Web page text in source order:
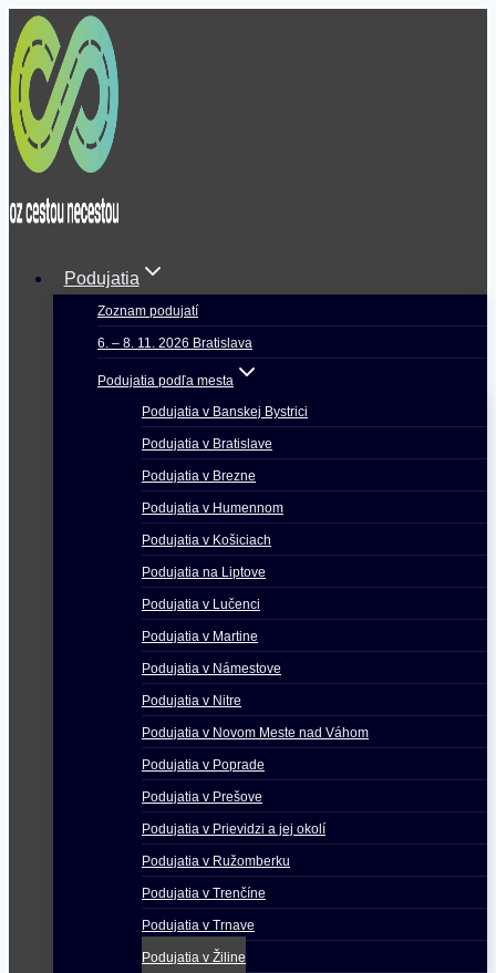
Skip
to
content
Podujatia
Zoznam podujatí
6. – 8. 11. 2026 Bratislava
Podujatia podľa mesta
Podujatia v Banskej Bystrici
Podujatia v Bratislave
Podujatia v Brezne
Podujatia v Humennom
Podujatia v Košiciach
Podujatia na Liptove
Podujatia v Lučenci
Podujatia v Martine
Podujatia v Námestove
Podujatia v Nitre
Podujatia v Novom Meste nad Váhom
Podujatia v Poprade
Podujatia v Prešove
Podujatia v Prievidzi a jej okolí
Podujatia v Ružomberku
Podujatia v Trenčíne
Podujatia v Trnave
Podujatia v Žiline